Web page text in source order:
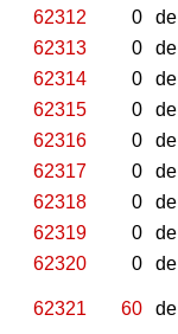
62312
0 de
62313
0 de
62314
0 de
62315
0 de
62316
0 de
62317
0 de
62318
0 de
62319
0 de
62320
0 de
62321 60 de